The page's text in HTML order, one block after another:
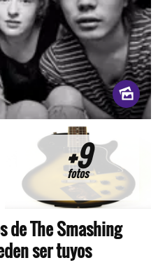
+9
fotos
de The Smashing
ser tuyos